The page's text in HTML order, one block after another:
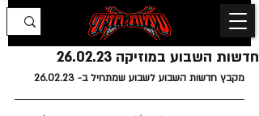
חדשות השבוע במוזיקה 26.02.23
מקבץ חדשות השבוע לשבוע שמתחיל ב- 26.02.23